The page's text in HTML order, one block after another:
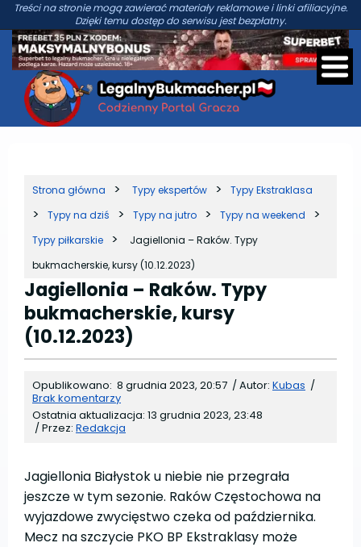
Treści na stronie mogą zawierać materiały reklamowe i linki afiliacyjne.
Dzięki temu dostęp do serwisu jest bezpłatny.
Strona główna Typy ekspertów
Typy Ekstraklasa
Typy na dziś
Typy na jutro
Typy na weekend
Typy piłkarskie
Jagiellonia – Raków. Typy
bukmacherskie, kursy (10.12.2023)
Jagiellonia – Raków. Typy
bukmacherskie, kursy
(10.12.2023)
Opublikowano: 8 grudnia 2023, 20:57 /Autor: Kubas /
Brak komentarzy
Ostatnia aktualizacja: 13 grudnia 2023, 23:48
/Przez: Redakcja
Jagiellonia Białystok u niebie nie przegrała
jeszcze w tym sezonie. Raków Częstochowa na
wyjazdowe zwycięstwo czeka od października.
Mecz na szczycie PKO BP Ekstraklasy może